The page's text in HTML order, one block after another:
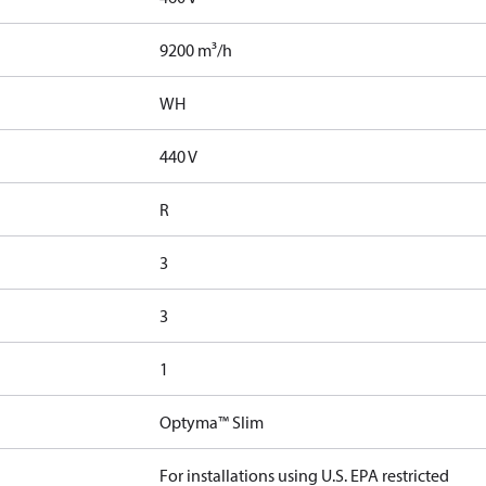
9200 m³/h
WH
440 V
R
3
3
1
Optyma™ Slim
For installations using U.S. EPA restricted